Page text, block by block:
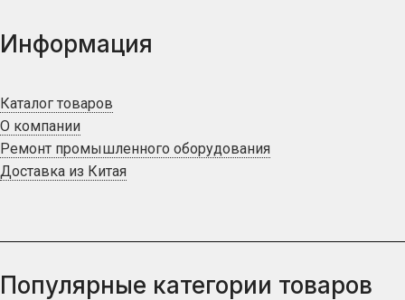
Информация
Каталог товаров
О компании
Ремонт промышленного оборудования
Доставка из Китая
Популярные категории товаров